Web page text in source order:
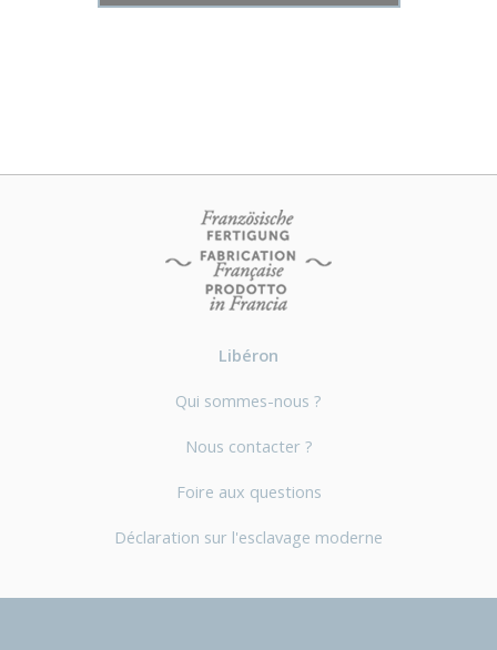
Libéron
Qui sommes-nous ?
Nous contacter ?
Foire aux questions
Déclaration sur l'esclavage moderne